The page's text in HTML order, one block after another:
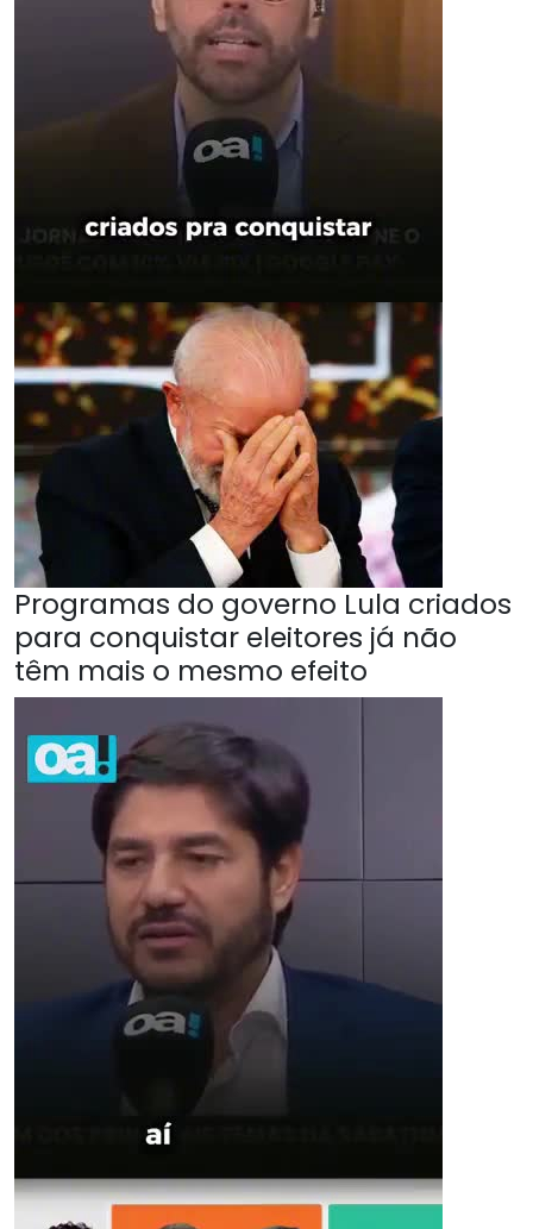
Programas do governo Lula criados
para conquistar eleitores já não
têm mais o mesmo efeito